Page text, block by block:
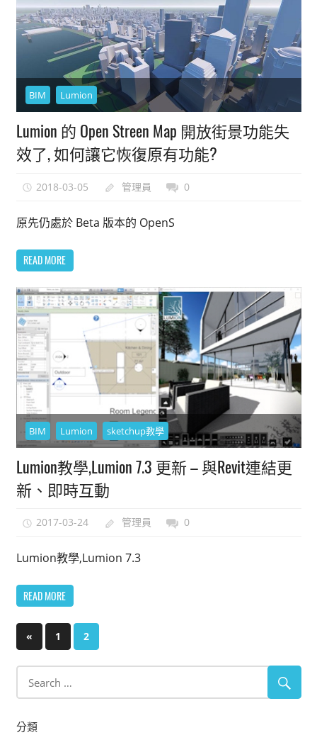
BIM Lumion
Lumion 的 Open Streen Map 開放街景功能失
效了, 如何讓它恢復原有功能?
2018-03-05 管理員 0
原先仍處於 Beta 版本的 OpenS
READ MORE
BIM Lumion sketchup教學
Lumion教學,Lumion 7.3 更新 – 與Revit連結更
新、即時互動
2017-03-24 管理員 0
Lumion教學,Lumion 7.3
READ MORE
文
章
分
頁
«Previous
Posts
1 2
分類